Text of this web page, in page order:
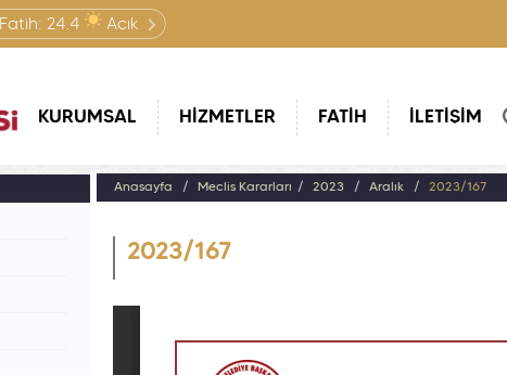
Fatih: 24.4 Açık
KURUMSAL HİZMETLER FATİH İLETİŞİM
Anasayfa Meclis Kararları 2023 Aralık 2023/167
2023/167